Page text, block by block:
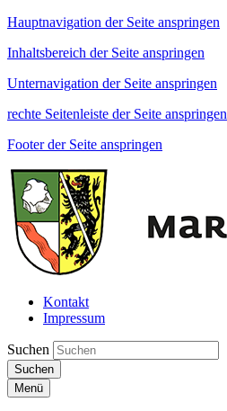
Hauptnavigation der Seite anspringen
Inhaltsbereich der Seite anspringen
Unternavigation der Seite anspringen
rechte Seitenleiste der Seite anspringen
Footer der Seite anspringen
Kontakt
Impressum
Suchen
Suchen
Menü